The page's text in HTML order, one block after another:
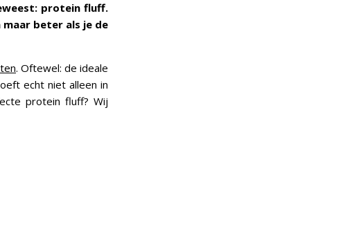
protein fluff.
beter als je de
. Oftewel: de ideale
echt niet alleen in
protein fluff? Wij